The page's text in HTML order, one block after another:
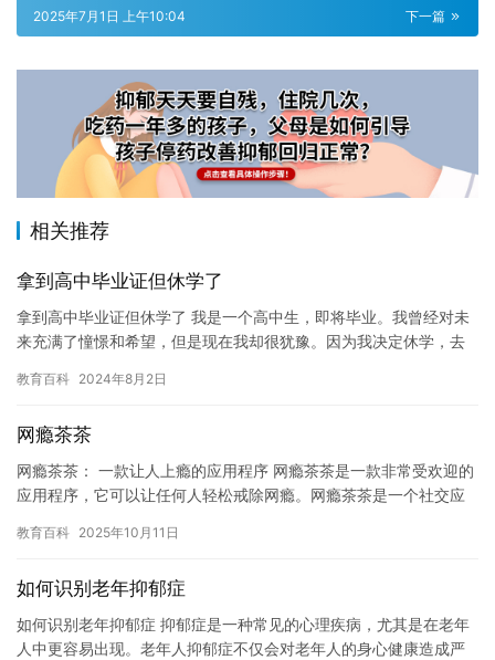
下一篇
2025年7月1日 上午10:04
相关推荐
拿到高中毕业证但休学了
拿到高中毕业证但休学了 我是一个高中生，即将毕业。我曾经对未
来充满了憧憬和希望，但是现在我却很犹豫。因为我决定休学，去
事…
教育百科 2024年8月2日
网瘾茶茶
网瘾茶茶： 一款让人上瘾的应用程序 网瘾茶茶是一款非常受欢迎的
应用程序，它可以让任何人轻松戒除网瘾。网瘾茶茶是一个社交应
和…
教育百科 2025年10月11日
如何识别老年抑郁症
如何识别老年抑郁症 抑郁症是一种常见的心理疾病，尤其是在老年
人中更容易出现。老年人抑郁症不仅会对老年人的身心健康造成严